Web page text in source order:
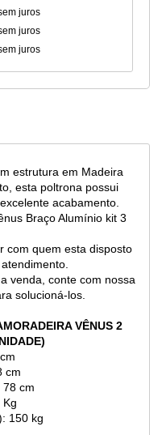
juros
juros
juros
estrutura em Madeira
esta poltrona possui
acabamento.
Braço Alumínio kit 3
com quem esta disposto
venda, conte com nossa
solucioná-los.
VÊNUS 2
cm
78 cm
Kg
150 kg